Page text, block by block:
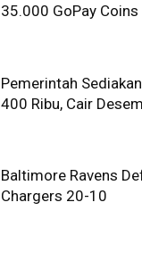
35.000 GoPay Coins
Pemerintah
400 Ribu, Cair
Baltimore Ravens
Chargers 20-10